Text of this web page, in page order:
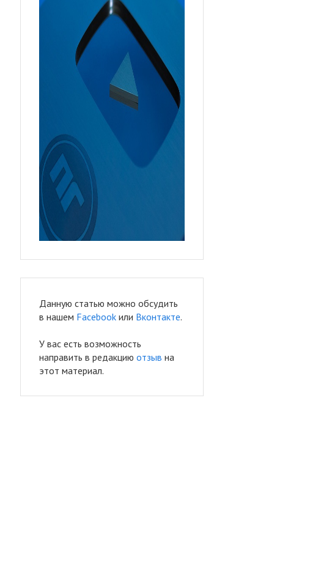
Данную статью можно обсудить
в нашем Facebook или Вконтакте.
У вас есть возможность
направить в редакцию отзыв на
этот материал.